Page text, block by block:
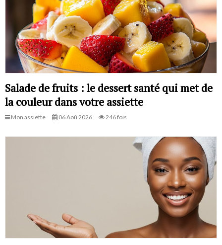
Salade de fruits : le dessert santé qui met de
la couleur dans votre assiette
Mon assiette 06 Aoû 2026 246 fois